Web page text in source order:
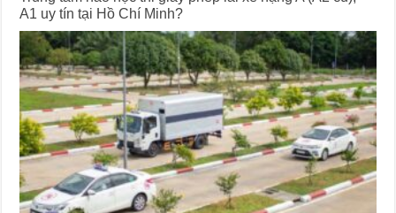
A1 uy tín tại Hồ Chí Minh?